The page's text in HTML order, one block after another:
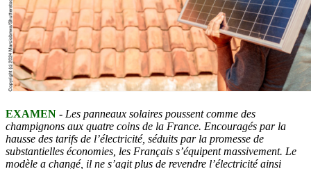
EXAMEN - Les panneaux solaires poussent comme des
champignons aux quatre coins de la France. Encouragés par la
hausse des tarifs de l’électricité, séduits par la promesse de
substantielles économies, les Français s’équipent massivement. Le
modèle a changé, il ne s’agit plus de revendre l’électricité ainsi